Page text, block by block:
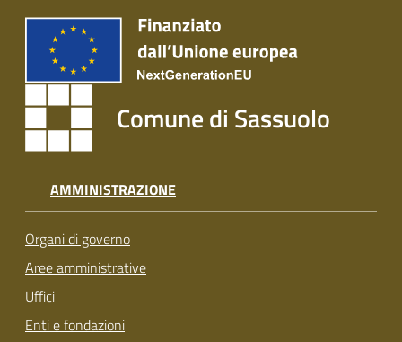
Comune di Sassuolo
AMMINISTRAZIONE
Organi di governo
Aree amministrative
Uffici
Enti e fondazioni